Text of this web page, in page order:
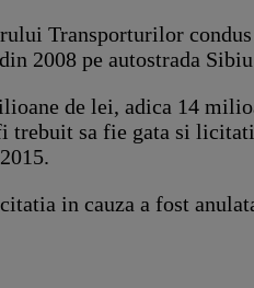
Transporturilor
2008 pe autostrada
de lei, adica 14
trebuit sa fie gata si
in cauza a fost